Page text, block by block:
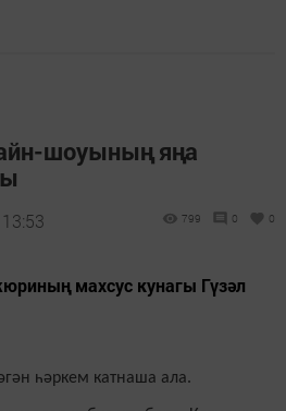
шоуының яңа
799 0 0
махсус кунагы Гүзәл
һәркем катнаша ала.